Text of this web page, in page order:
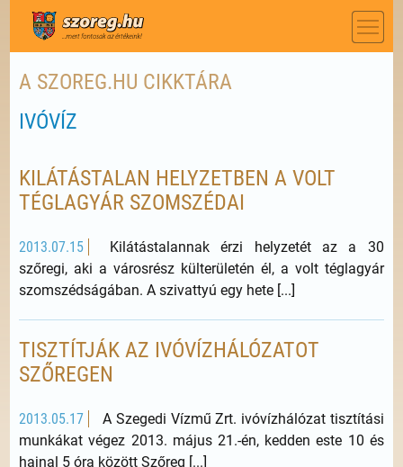
A SZOREG.HU CIKKTÁRA
IVÓVÍZ
KILÁTÁSTALAN HELYZETBEN A VOLT
TÉGLAGYÁR SZOMSZÉDAI
2013.07.15
Kilátástalannak érzi helyzetét az a 30
szőregi, aki a városrész külterületén él, a volt téglagyár
szomszédságában. A szivattyú egy hete [...]
TISZTÍTJÁK AZ IVÓVÍZHÁLÓZATOT
SZŐREGEN
2013.05.17
A Szegedi Vízmű Zrt. ivóvízhálózat tisztítási
munkákat végez 2013. május 21.-én, kedden este 10 és
hajnal 5 óra között Szőreg [...]